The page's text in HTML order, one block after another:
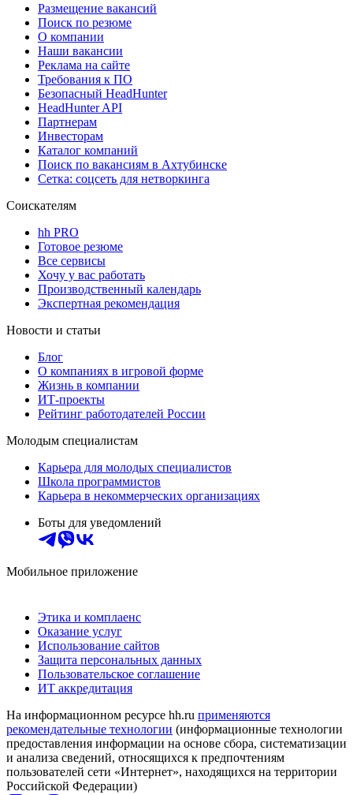
Размещение вакансий
Поиск по резюме
О компании
Наши вакансии
Реклама на сайте
Требования к ПО
Безопасный HeadHunter
HeadHunter API
Партнерам
Инвесторам
Каталог компаний
Поиск по вакансиям в Ахтубинске
Сетка: соцсеть для нетворкинга
Соискателям
hh PRO
Готовое резюме
Все сервисы
Хочу у вас работать
Производственный календарь
Экспертная рекомендация
Новости и статьи
Блог
О компаниях в игровой форме
Жизнь в компании
ИТ-проекты
Рейтинг работодателей России
Молодым специалистам
Карьера для молодых специалистов
Школа программистов
Карьера в некоммерческих организациях
Боты для уведомлений
Мобильное приложение
Этика и комплаенс
Оказание услуг
Использование сайтов
Защита персональных данных
Пользовательское соглашение
ИТ аккредитация
На информационном ресурсе hh.ru применяются
рекомендательные технологии (информационные технологии
предоставления информации на основе сбора, систематизации
и анализа сведений, относящихся к предпочтениям
пользователей сети «Интернет», находящихся на территории
Российской Федерации)